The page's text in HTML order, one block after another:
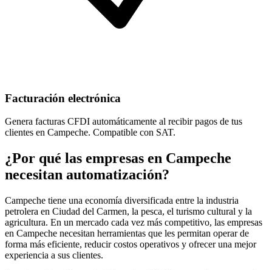
Facturación electrónica
Genera facturas CFDI automáticamente al recibir pagos de tus
clientes en Campeche. Compatible con SAT.
¿Por qué las empresas en Campeche
necesitan automatización?
Campeche tiene una economía diversificada entre la industria
petrolera en Ciudad del Carmen, la pesca, el turismo cultural y la
agricultura. En un mercado cada vez más competitivo, las empresas
en Campeche necesitan herramientas que les permitan operar de
forma más eficiente, reducir costos operativos y ofrecer una mejor
experiencia a sus clientes.